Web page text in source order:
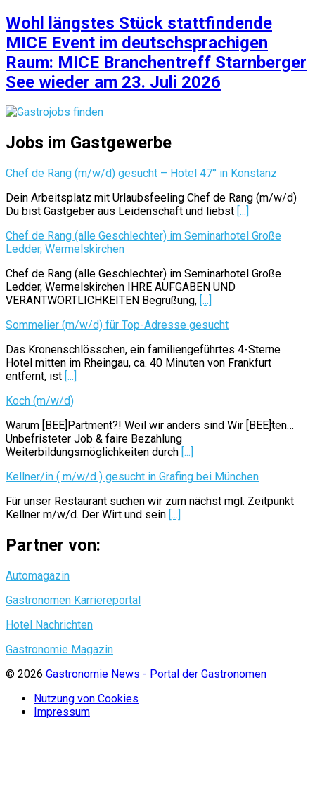
Wohl längstes Stück stattfindende
MICE Event im deutschsprachigen
Raum: MICE Branchentreff Starnberger
See wieder am 23. Juli 2026
Jobs im Gastgewerbe
Chef de Rang (m/w/d) gesucht – Hotel 47° in Konstanz
Dein Arbeitsplatz mit Urlaubsfeeling Chef de Rang (m/w/d)
Du bist Gastgeber aus Leidenschaft und liebst [...]
Chef de Rang (alle Geschlechter) im Seminarhotel Große
Ledder, Wermelskirchen
Chef de Rang (alle Geschlechter) im Seminarhotel Große
Ledder, Wermelskirchen IHRE AUFGABEN UND
VERANTWORTLICHKEITEN Begrüßung, [...]
Sommelier (m/w/d) für Top-Adresse gesucht
Das Kronenschlösschen, ein familiengeführtes 4-Sterne
Hotel mitten im Rheingau, ca. 40 Minuten von Frankfurt
entfernt, ist [...]
Koch (m/w/d)
Warum [BEE]Partment?! Weil wir anders sind Wir [BEE]ten…
Unbefristeter Job & faire Bezahlung
Weiterbildungsmöglichkeiten durch [...]
Kellner/in ( m/w/d ) gesucht in Grafing bei München
Für unser Restaurant suchen wir zum nächst mgl. Zeitpunkt
Kellner m/w/d. Der Wirt und sein [...]
Partner von:
Automagazin
Gastronomen Karriereportal
Hotel Nachrichten
Gastronomie Magazin
© 2026 Gastronomie News - Portal der Gastronomen
Nutzung von Cookies
Impressum